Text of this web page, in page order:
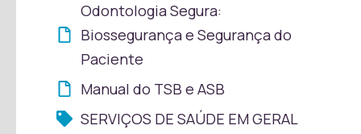
Odontologia Segura:
Biossegurança e Segurança do
Paciente
Manual do TSB e ASB
SERVIÇOS DE SAÚDE EM GERAL